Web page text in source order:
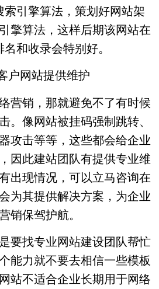
引擎算法，策划好网站架
擎算法，这样后期该网站在
和收录会特别好。
户网站提供维护
营销，那就避免不了有时候
。像网站被挂码强制跳转、
攻击等等，这些都会给企业
因此建站团队有提供专业维
出现情况，可以立马咨询在
为其提供解决方案，为企业
销保驾护航。
要找专业网站建设团队帮忙
能力就不要去相信一些模板
站不适合企业长期用于网络